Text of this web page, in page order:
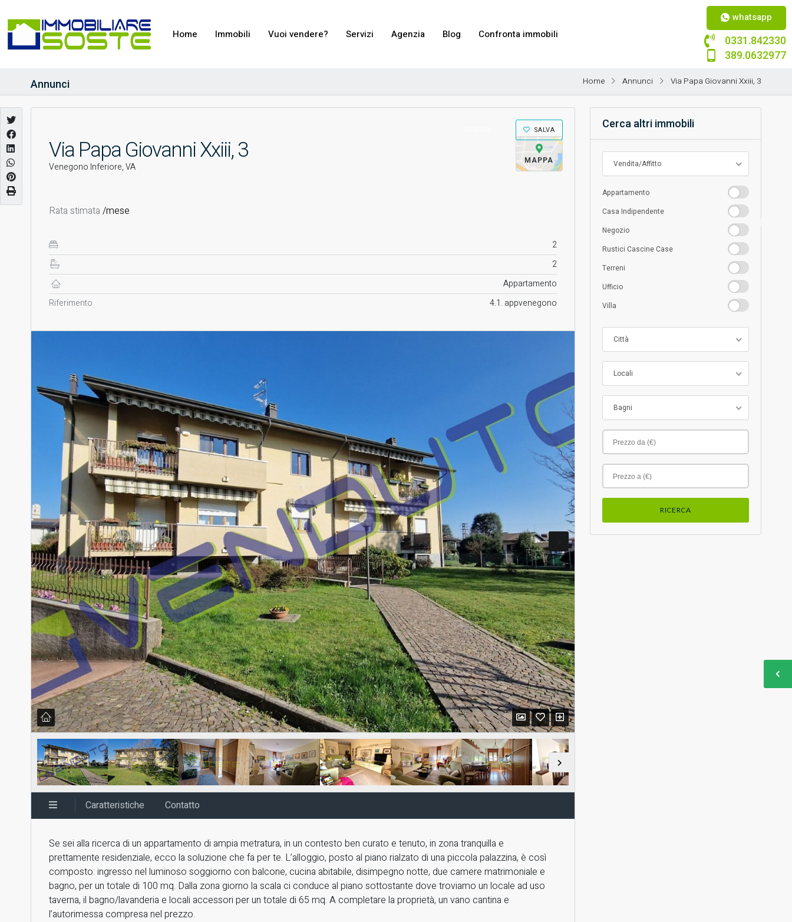
Home Immobili Vuoi vendere? Servizi Agenzia Blog Confronta immobili
whatsapp
0331.842330
389.0632977
Annunci Home Annunci Via Papa Giovanni Xxiii, 3
Via Papa Giovanni Xxiii, 3
Venegono Inferiore, VA
MAPPA
SALVA
Rata stimata /mese
2
2
Appartamento
Riferimento
4.1. appvenegono
Caratteristiche Contatto
Se sei alla ricerca di un appartamento di ampia metratura, in un contesto ben curato e tenuto, in zona tranquilla e
prettamente residenziale, ecco la soluzione che fa per te. L’alloggio, posto al piano rialzato di una piccola palazzina, è così
composto: ingresso nel luminoso soggiorno con balcone, cucina abitabile, disimpegno notte, due camere matrimoniale e
bagno, per un totale di 100 mq. Dalla zona giorno la scala ci conduce al piano sottostante dove troviamo un locale ad uso
taverna, il bagno/lavanderia e locali accessori per un totale di 65 mq. A completare la proprietà, un vano cantina e
l’autorimessa compresa nel prezzo.
Cerca altri immobili
Vendita/Affitto
Appartamento Appartamento
Casa Indipendente
Indipendente
Negozio Negozio
Rustici Cascine Case
Cascine
Case
Terreni
Ufficio
Villa
Città
Locali
Bagni